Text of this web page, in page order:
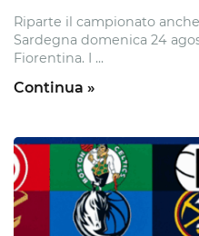
Riparte il campionato
Sardegna domenica 24
Fiorentina. I ...
Continua »